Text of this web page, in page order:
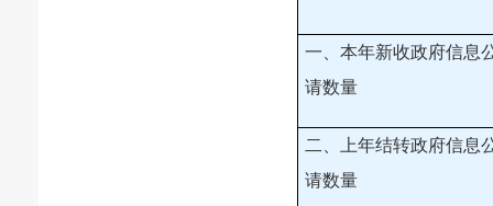
一、本年新收政府信息
请数量
二、上年结转政府信息
请数量